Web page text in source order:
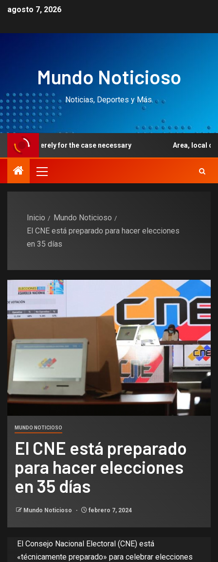
agosto 7, 2026
Mundo Noticioso
Noticias, Deportes y Más.
for the case necessary Area, local casino profile,
Inicio
Mundo Noticioso
El CNE está preparado para hacer elecciones
en 35 días
MUNDO NOTICIOSO
El CNE está preparado
para hacer elecciones
en 35 días
Mundo Noticioso febrero 7, 2024
El Consejo Nacional Electoral (CNE) está
«técnicamente preparado» para celebrar elecciones